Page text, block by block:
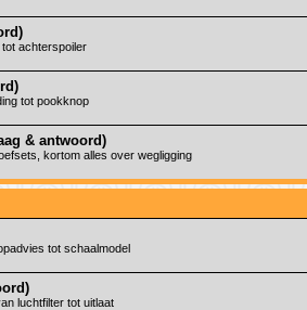
achterspoiler
tot pookknop
& antwoord)
kortom alles over wegligging
tot schaalmodel
luchtfilter tot uitlaat